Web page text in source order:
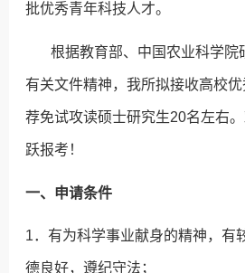
批优秀青年科技人才。
根据教育部、中国农业科学院
有关文件精神，我所拟接收高校
荐免试攻读硕士研究生20名左右
跃报考！
一、申请条件
1．有为科学事业献身的精神，有
德良好，遵纪守法；